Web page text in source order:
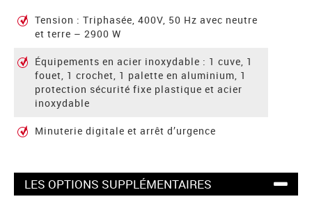
Tension : Triphasée, 400V, 50 Hz avec neutre
et terre – 2900 W
Équipements en acier inoxydable : 1 cuve, 1
fouet, 1 crochet, 1 palette en aluminium, 1
protection sécurité fixe plastique et acier
inoxydable
Minuterie digitale et arrêt d’urgence
LES OPTIONS SUPPLÉMENTAIRES